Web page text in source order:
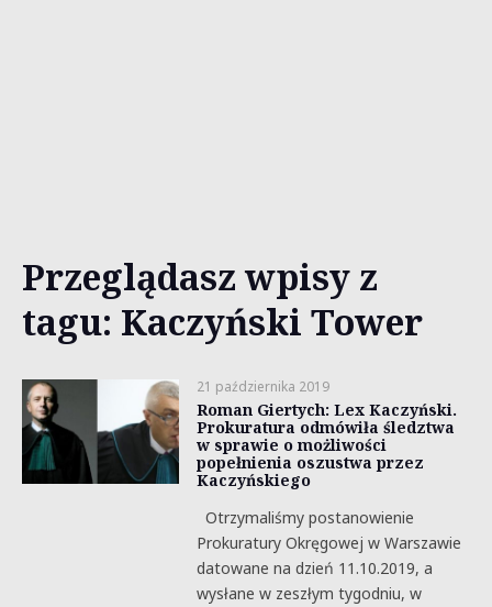
Przeglądasz wpisy z
tagu: Kaczyński Tower
21 października 2019
Roman Giertych: Lex Kaczyński.
Prokuratura odmówiła śledztwa
w sprawie o możliwości
popełnienia oszustwa przez
Kaczyńskiego
Otrzymaliśmy postanowienie
Prokuratury Okręgowej w Warszawie
datowane na dzień 11.10.2019, a
wysłane w zeszłym tygodniu, w